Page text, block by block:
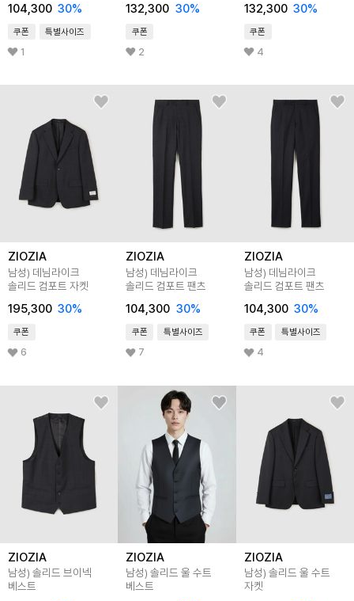
104,300 30%
쿠폰 특별사이즈
1
132,300 30%
쿠폰
2
132,300 30%
쿠폰
4
ZIOZIA
남성) 데님라이크
솔리드 컴포트 자켓
195,300 30%
쿠폰
6
ZIOZIA
남성) 데님라이크
솔리드 컴포트 팬츠
104,300 30%
쿠폰 특별사이즈
7
ZIOZIA
남성) 데님라이크
솔리드 컴포트 팬츠
104,300 30%
쿠폰 특별사이즈
4
ZIOZIA
남성) 솔리드 브이넥
베스트
ZIOZIA
남성) 솔리드 울 수트
베스트
ZIOZIA
남성) 솔리드 울 수트
자켓